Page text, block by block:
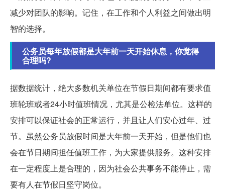
减少对团队的影响。记住，在工作和个人利益之间做出明
智的选择。
公务员每年放假都是大年前一天开始休息，你觉得
合理吗?
据数据统计，绝大多数机关单位在节假日期间都有要求值
班轮班或者24小时值班情况，尤其是公检法单位。这样的
安排可以保证社会的正常运行，并且让人们安心过年、过
节。虽然公务员放假时间是大年前一天开始，但是他们也
会在节日期间担任值班工作，为大家提供服务。这种安排
在一定程度上是合理的，因为社会公共事务不能停止，需
要有人在节假日坚守岗位。